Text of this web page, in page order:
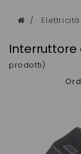
Interruttore
prodotti)